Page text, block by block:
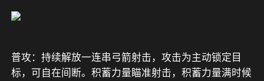
普攻：持续解放一连串弓箭射击，攻击为主动锁定目
标，可自在间断。积蓄力量瞄准射击，积蓄力量满时候